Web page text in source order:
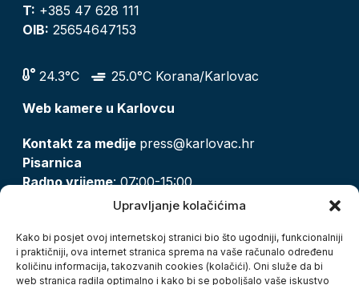
Upravljanje kolačićima
Kako bi posjet ovoj internetskoj stranici bio što ugodniji, funkcionalniji
i praktičniji, ova internet stranica sprema na vaše računalo određenu
količinu informacija, takozvanih cookies (kolačići). Oni služe da bi
web stranica radila optimalno i kako bi se poboljšalo vaše iskustvo
T: +385 47 628 111
OIB: 25654647153
24.3°C
25.0°C Korana/Karlovac
Web kamere u Karlovcu
Kontakt za medije press@karlovac.hr
Pisarnica
Radno vrijeme: 07:00-15:00
pisarnica@karlovac.hr
Zaštita osobnih podataka